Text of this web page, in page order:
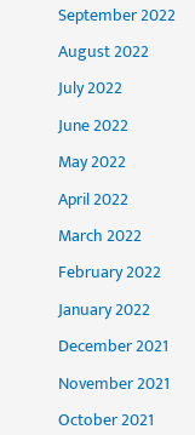
September 2022
August 2022
July 2022
June 2022
May 2022
April 2022
March 2022
February 2022
January 2022
December 2021
November 2021
October 2021